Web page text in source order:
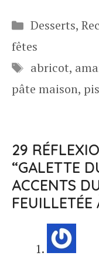
Catégories
Desserts,
fêtes
Étiquettes
abricot,
pâte maison,
29
“GALETTE
ACCENTS
FEUILLETÉE